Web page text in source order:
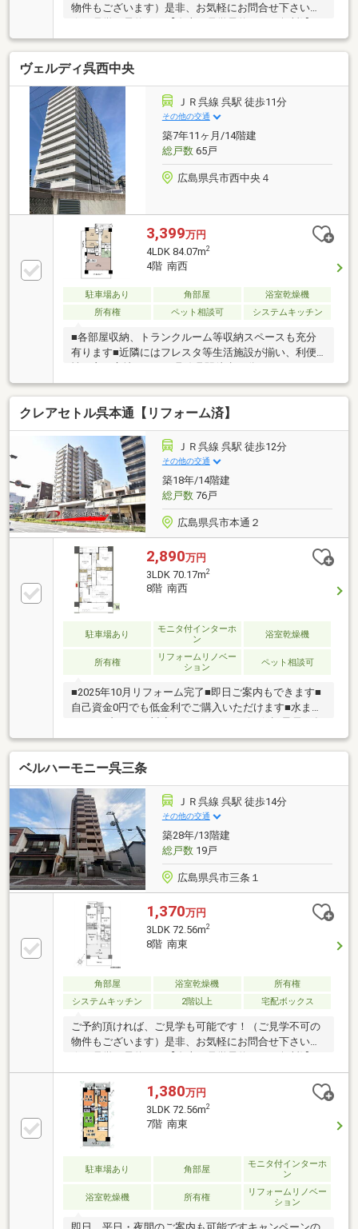
物件もございます）是非、お気軽にお問合せ下さい！
クリック！トータテ住宅販売（株）東営業所まで！！
0120-412-730広島県内に５店舗！地域密着型のトータ
テ！【取扱物件７０８７件 その内未公開物件３０９
４件ご用意しています】トータテのホームページもぜ
ひご覧ください！!https://jyuhan.totate.co.jp/
ヴェルディ呉西中央
ＪＲ呉線 呉駅 徒歩11分
その他の交通
築7年11ヶ月/14階建
総戸数65戸
広島県呉市西中央４
3,399万円
4LDK 84.07m2
4階 南西
駐車場あり 角部屋
浴室乾燥機
所有権
ペット相談可 システムキッチン
■各部屋収納、トランクルーム等収納スペースも充分
有ります■近隣にはフレスタ等生活施設が揃い、利便
ン線「体育館前」バス停まで徒歩3分、広島市内への
アクセスも良好です■売主の契約不適合責任免責
クレアセトル呉本通【リフォーム済】
ＪＲ呉線 呉駅 徒歩12分
その他の交通
築18年/14階建
総戸数76戸
広島県呉市本通２
2,890万円
3LDK 70.17m2
8階 南西
駐車場あり
モニタ付インターホ
ン
浴室乾燥機
所有権
リフォームリノベー
ション
ペット相談可
■2025年10月リフォーム完了■即日ご案内もできます■
自己資金0円でも低金利でご購入いただけます■水まわ
新生活応援フェア実施中♪マンションをお探しの方は
当社にお任せください♪住宅ローンもお任せください♪
頭金０円からでもＯＫ！住宅ローンが不安！月々の返
済を抑えたい！資金計画のお悩みもお気軽にご相談く
ださい。☆まずはその目で現地をご覧ください！平日
も見学可能です（要予約）お電話またはメールにて事
前にご連絡ください
ベルハーモニー呉三条
ＪＲ呉線 呉駅 徒歩14分
その他の交通
築28年/13階建
総戸数19戸
広島県呉市三条１
1,370万円
3LDK 72.56m2
8階 南東
角部屋 浴室乾燥機
所有権
システムキッチン
2階以上 宅配ボックス
ご予約頂ければ、ご見学も可能です！（ご見学不可の
物件もございます）是非、お気軽にお問合せ下さい！
クリック！トータテ住宅販売（株）東営業所まで！！
0120-412-730広島県内に５店舗！地域密着型のトータ
テ！【取扱物件７０８７件 その内未公開物件３０９
４件ご用意しています】トータテのホームページもぜ
ひご覧ください！!https://jyuhan.totate.co.jp/
1,380万円
3LDK 72.56m2
7階 南東
駐車場あり 角部屋
モニタ付インターホ
ン
浴室乾燥機 所有権
リフォームリノベー
ション